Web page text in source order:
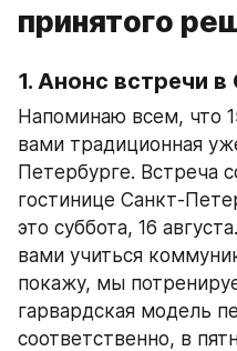
принятого
1. Анонс встречи
Напоминаю всем, что
вами традиционная
Петербурге. Встреча
гостинице Санкт-
это суббота, 16
вами учиться
покажу, мы
гарвардская модель
соответственно, в